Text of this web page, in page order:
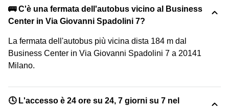
🚌 C'è una fermata dell'autobus vicino al Business
Center in Via Giovanni Spadolini 7?
La fermata dell'autobus più vicina dista 184 m dal
Business Center in Via Giovanni Spadolini 7 a 20141
Milano.
🕓 L'accesso è 24 ore su 24, 7 giorni su 7 nel